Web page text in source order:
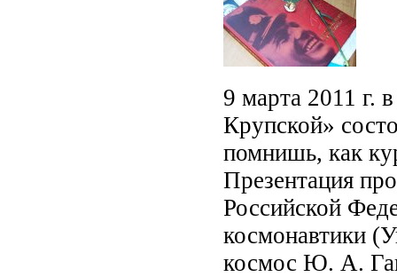
9 марта 2011
Крупской»
помнишь, как
Презентация
Российской
космонавтики
космос Ю. А.